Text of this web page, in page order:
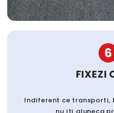
6
FIXEZI
Indiferent ce transporti,
nu iti aluneca